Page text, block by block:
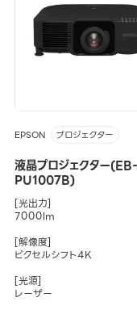
EPSON プロジェクター
液晶プロジェクター(EB-
PU1007B)
[光出力]
7000lm
[解像度]
ピクセルシフト4K
[光源]
レーザー